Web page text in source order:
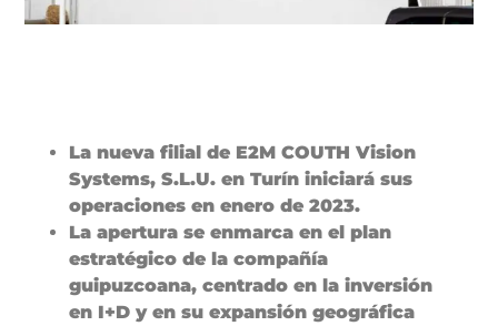
La nueva filial de E2M COUTH Vision
Systems, S.L.U. en Turín iniciará sus
operaciones en enero de 2023.
La apertura se enmarca en el plan
estratégico de la compañía
guipuzcoana, centrado en la inversión
en I+D y en su expansión geográfica